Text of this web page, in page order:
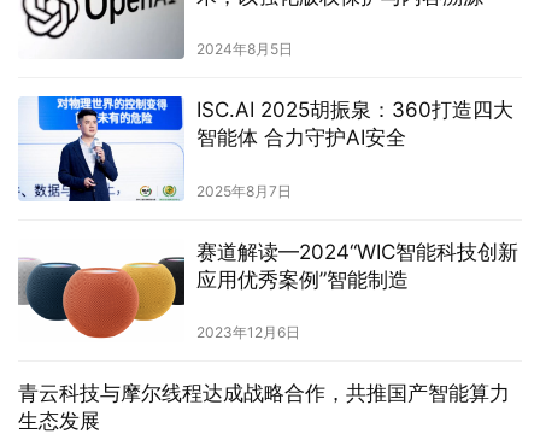
2024年8月5日
ISC.AI 2025胡振泉：360打造四大
智能体 合力守护AI安全
2025年8月7日
赛道解读—2024“WIC智能科技创新
应用优秀案例”智能制造
2023年12月6日
青云科技与摩尔线程达成战略合作，共推国产智能算力
生态发展